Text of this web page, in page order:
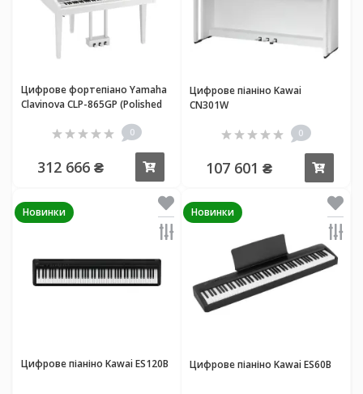
Цифрове фортепіано Yamaha
Clavinova CLP-865GP (Polished
0
312 666 ₴
Цифрове піаніно Kawai
CN301W
0
107 601 ₴
Новинки
Цифрове піаніно Kawai ES120B
Новинки
Цифрове піаніно Kawai ES60B